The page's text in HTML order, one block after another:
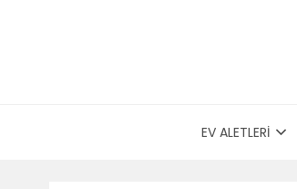
EV ALETLERİ